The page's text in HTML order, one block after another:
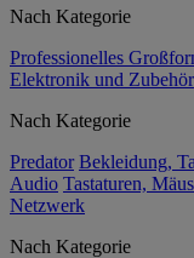
Nach Kategorie
Professionelles
Elektronik und Zubehör
Nach Kategorie
Predator Bekleidung,
Audio Tastaturen,
Netzwerk
Nach Kategorie